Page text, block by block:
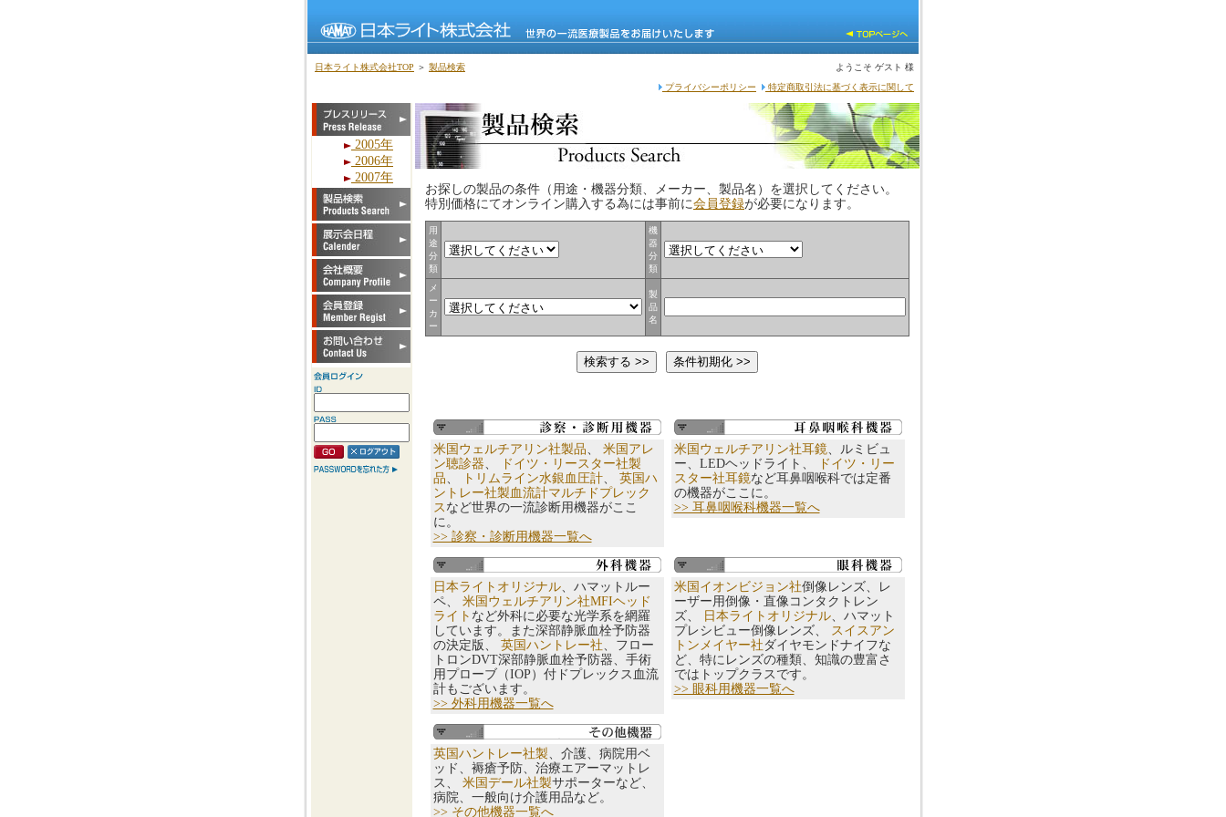
日本ライト株式会社TOP ＞ 製品検索
ようこそ ゲスト 様
プライバシーポリシー
特定商取引法に基づく表示に関して
2005年
2006年
2007年
お探しの製品の条件（用途・機器分類、メーカー、製品名）を選択してください。
特別価格にてオンライン購入する為には事前に会員登録が必要になります。
用
途
分
類
機
器
分
類
メ
ー
カ
ー
製
品
名
米国ウェルチアリン社製品、 米国アレ
ン聴診器、
ドイツ・リースター社製
品、 トリムライン水銀血圧計、 英国ハ
ントレー社製血流計マルチドプレック
ス など世界の一流診断用機器がここ
に。
>> 診察・診断用機器一覧へ
米国ウェルチアリン社耳鏡、ルミビュ
ー、LEDヘッドライト、
ドイツ・リー
スター社耳鏡など耳鼻咽喉科では定番
の機器がここに。
>> 耳鼻咽喉科機器一覧へ
日本ライトオリジナル、ハマットルー
ペ、 米国ウェルチアリン社MFIヘッド
ライト など外科に必要な光学系を網羅
しています。また深部静脈血栓予防器
の決定版、 英国ハントレー社、フロー
トロンDVT深部静脈血栓予防器、手術
用プローブ（IOP）付ドプレックス血流
計もございます。
>> 外科用機器一覧へ
米国イオンビジョン社倒像レンズ、レ
ーザー用倒像・直像コンタクトレン
ズ、
日本ライトオリジナル、ハマット
プレシビュー倒像レンズ、 スイスアン
トンメイヤー社 ダイヤモンドナイフな
ど、特にレンズの種類、知識の豊富さ
ではトップクラスです。
>> 眼科用機器一覧へ
英国ハントレー社製、介護、病院用ベ
ッド、褥瘡予防、治療エアーマットレ
ス、 米国デール社製サポーターなど、
病院、一般向け介護用品など。
>> その他機器一覧へ